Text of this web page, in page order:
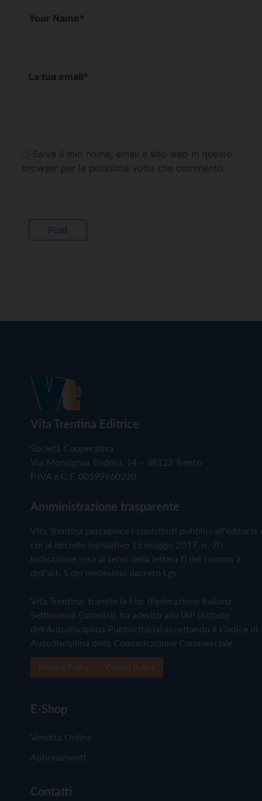
Your Name*
La tua email*
Salva il mio nome, email e sito web in questo
browser per la prossima volta che commento.
Vita Trentina Editrice
Società Cooperativa
Via Monsignor Endrici, 14 – 38122 Trento
P.IVA e C.F. 00199960220
Amministrazione trasparente
Vita Trentina percepisce i contributi pubblici all'editoria
cui al decreto legislativo 15 maggio 2017, n. 70.
Indicazione resa ai sensi della lettera f) del comma 2
dell'art. 5 del medesimo decreto Lgs.
Vita Trentina, tramite la Fisc (Federazione Italiana
Settimanali Cattolici), ha aderito allo IAP (Istituto
dell'Autodisciplina Pubblicitaria) accettando il Codice di
Autodisciplina della Comunicazione Commerciale
E-Shop
Vendita Online
Abbonamenti
Contatti